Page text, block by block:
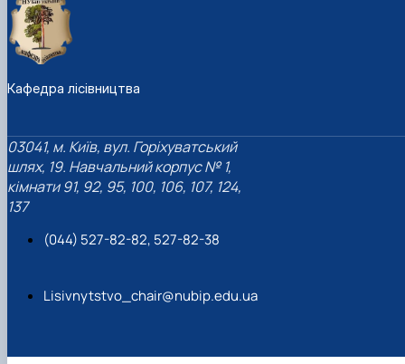
Кафедра лісівництва
03041, м. Київ, вул. Горіхуватський
шлях, 19. Навчальний корпус № 1,
кімнати 91, 92, 95, 100, 106, 107, 124,
137
(044) 527-82-82, 527-82-38
Lisivnytstvo_chair@nubip.edu.ua